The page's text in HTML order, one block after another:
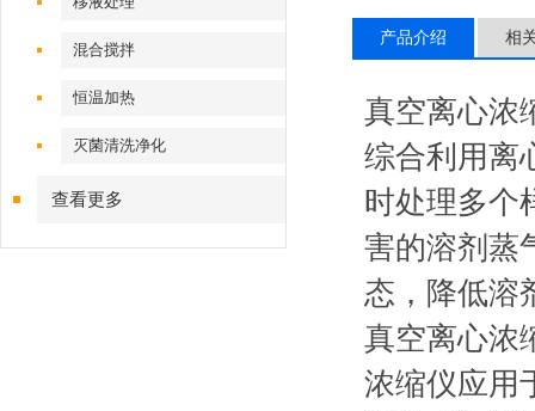
混合搅拌
恒温加热
灭菌清洗净化
查看更多
产品介绍 相
真空离心浓
综合利用离
时处理多个
害的溶剂蒸
态，降低溶
真空离心浓
浓缩仪应用